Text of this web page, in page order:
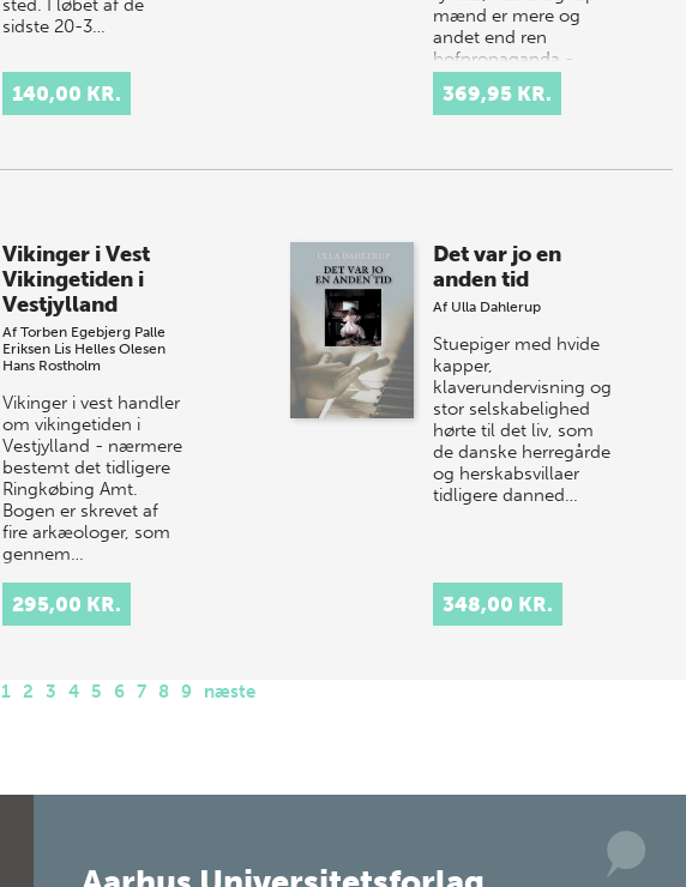
sted. I løbet af de
sidste 20-3…
140,00 KR.
mænd er mere og
andet end ren
hofpropaganda -
vidner om forhold og
369,95 KR.
Vikinger i Vest
Vikingetiden i
Vestjylland
Af Torben Egebjerg Palle
Eriksen Lis Helles Olesen
Hans Rostholm
Vikinger i vest handler
om vikingetiden i
Vestjylland - nærmere
bestemt det tidligere
Ringkøbing Amt.
Bogen er skrevet af
fire arkæologer, som
gennem…
295,00 KR.
Det var jo en
anden tid
Af Ulla Dahlerup
Stuepiger med hvide
kapper,
klaverundervisning og
stor selskabelighed
hørte til det liv, som
de danske herregårde
og herskabsvillaer
tidligere danned…
348,00 KR.
1 2 3 4 5 6 7 8 9 næste